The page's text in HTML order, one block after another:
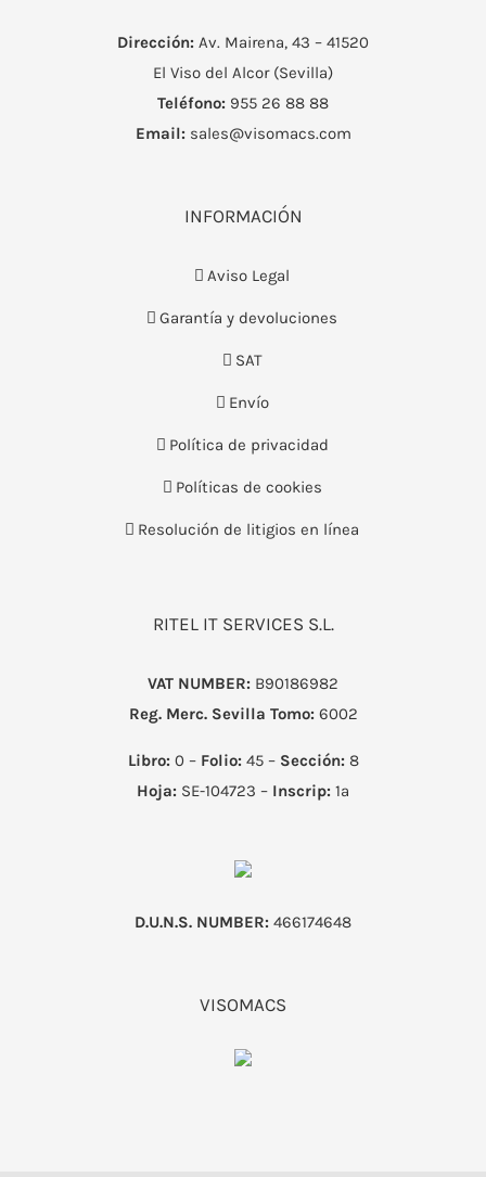
Dirección: Av. Mairena, 43 – 41520
El Viso del Alcor (Sevilla)
Teléfono: 955 26 88 88
Email:sales@visomacs.com
INFORMACIÓN
Aviso Legal
Garantía y devoluciones
SAT
Envío
Política de privacidad
Políticas de cookies
Resolución de litigios en línea
RITEL IT SERVICES S.L.
VAT NUMBER: B90186982
Reg. Merc. Sevilla Tomo:6002
Libro:0 – Folio:45 – Sección:8
Hoja: SE-104723 – Inscrip: 1ª
D.U.N.S. NUMBER: 466174648
VISOMACS